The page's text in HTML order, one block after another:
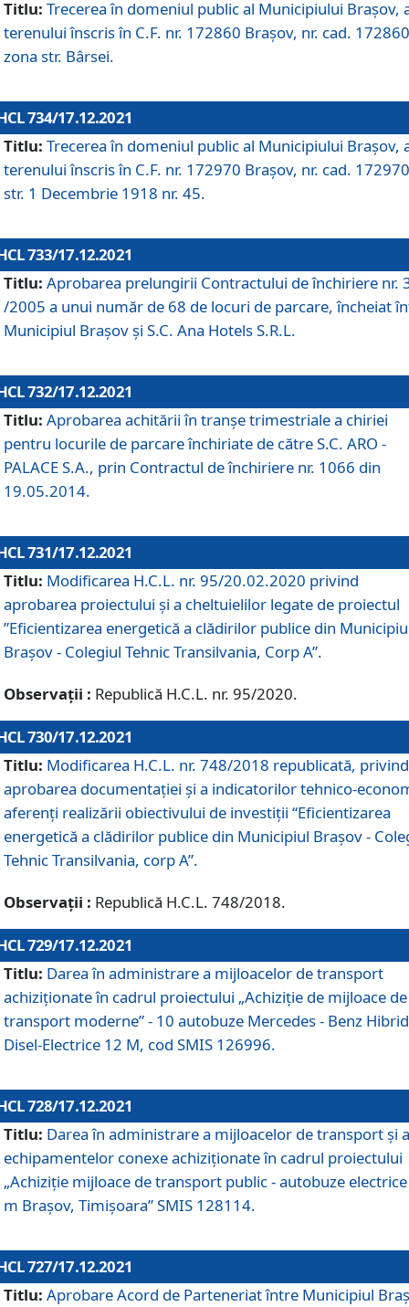
Titlu: Trecerea în domeniul public al Municipiului Braşov,
terenului înscris în C.F. nr. 172860 Brașov, nr. cad.
zona str. Bârsei.
734/17.12.2021
Titlu: Trecerea în domeniul public al Municipiului Braşov,
terenului înscris în C.F. nr. 172970 Brașov, nr. cad.
str. 1 Decembrie 1918 nr. 45.
733/17.12.2021
Titlu: Aprobarea prelungirii Contractului de închiriere nr.
/2005 a unui număr de 68 de locuri de parcare, încheiat
Municipiul Braşov şi S.C. Ana Hotels S.R.L.
732/17.12.2021
Titlu: Aprobarea achitării în tranșe trimestriale a chiriei
pentru locurile de parcare închiriate de către S.C. ARO -
PALACE S.A., prin Contractul de închiriere nr. 1066 din
19.05.2014.
731/17.12.2021
Titlu: Modificarea H.C.L. nr. 95/20.02.2020 privind
aprobarea proiectului și a cheltuielilor legate de proiectul
”Eficientizarea energetică a clădirilor publice din
Brașov - Colegiul Tehnic Transilvania, Corp A”.
Observații : Republică H.C.L. nr. 95/2020.
730/17.12.2021
Titlu: Modificarea H.C.L. nr. 748/2018 republicată, privind
aprobarea documentației și a indicatorilor tehnico-
aferenți realizării obiectivului de investiții “Eficientizarea
energetică a clădirilor publice din Municipiul Brașov -
Tehnic Transilvania, corp A”.
Observații : Republică H.C.L. 748/2018.
729/17.12.2021
Titlu: Darea în administrare a mijloacelor de transport
achiziționate în cadrul proiectului „Achiziţie de mijloace de
transport moderne” - 10 autobuze Mercedes - Benz Hibrid
Disel-Electrice 12 M, cod SMIS 126996.
728/17.12.2021
Titlu: Darea în administrare a mijloacelor de transport și a
echipamentelor conexe achiziționate în cadrul proiectului
„Achiziție mijloace de transport public - autobuze
m Brașov, Timișoara” SMIS 128114.
727/17.12.2021
Titlu: Aprobare Acord de Parteneriat între Municipiul